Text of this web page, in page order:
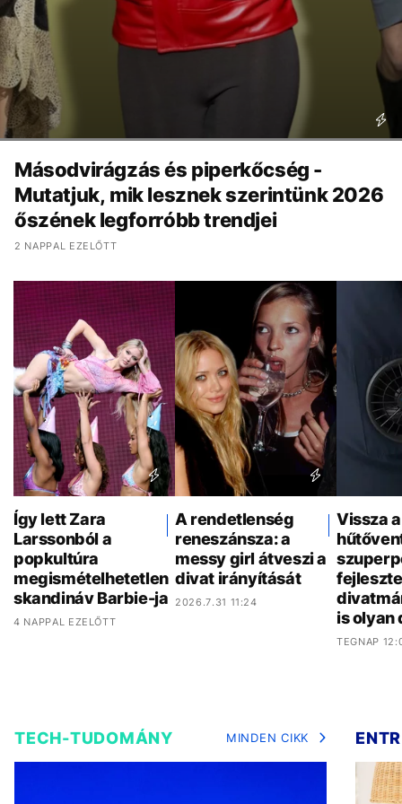
Másodvirágzás és piperkőcség -
Mutatjuk, mik lesznek szerintünk 2026
őszének legforróbb trendjei
2 NAPPAL EZELŐTT
Így lett Zara
Larssonból a
popkultúra
megismételhetetlen
skandináv Barbie-ja
4 NAPPAL EZELŐTT
A rendetlenség
reneszánsza: a
messy girl átveszi a
divat irányítását
2026.7.31 11:24
Vissza
is olyan
TEGNAP
TECH-TUDOMÁNY MINDEN CIKK ENTR